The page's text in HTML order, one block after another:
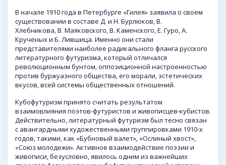
В начале 1910 года в Петербурге «Гилея» заявила о своем
существовании в составе Д. и Н. Бурлюков, В.
Хлебникова, В. Маяковского В. Каменского , Е. Гуро, А.
Крученых и Б. Лившица. Именно они стали
представителями наиболее радикального фланга русского
литературного футуризма, который отличался
революционным бунтом, оппозиционной настроенностью
против буржуазного общества, его морали, эстетических
вкусов, всей системы общественных отношений.
Кубофутуризм принято считать результатом
взаимовлияния поэтов-футуристов и живописцев-кубистов.
Действительно, литературный футуризм был тесно связан
с авангардными художественными группировками 1910-х
годов, такими, как «Бубновый валет», «Ослиный хвост»,
«Союз молодежи». Активное взаимодействие поэзии и
живописи, безусловно, явилось одним из важнейших